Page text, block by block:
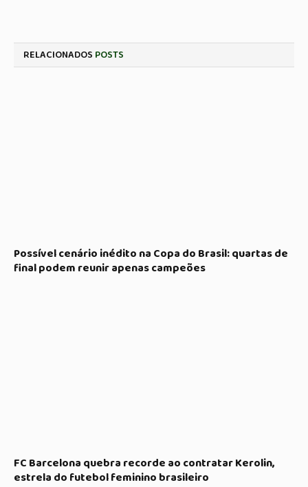
RELACIONADOS POSTS
Possível cenário inédito na Copa do Brasil: quartas de
final podem reunir apenas campeões
FC Barcelona quebra recorde ao contratar Kerolin,
estrela do futebol feminino brasileiro